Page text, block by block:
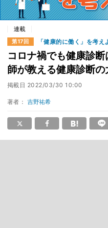
連載
第17回 「健康的に働く」を考え
コロナ禍でも健康診
師が教える健康診断の
掲載日 2022/03/30 10:00
著者： 吉野祐希